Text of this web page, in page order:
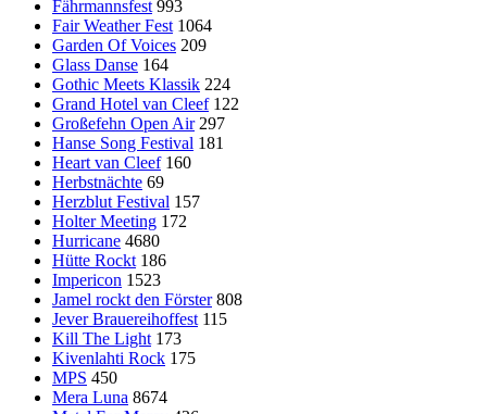
Fährmannsfest 993
Fair Weather Fest 1064
Garden Of Voices 209
Glass Danse 164
Gothic Meets Klassik 224
Grand Hotel van Cleef 122
Großefehn Open Air 297
Hanse Song Festival 181
Heart van Cleef 160
Herbstnächte 69
Herzblut Festival 157
Holter Meeting 172
Hurricane 4680
Hütte Rockt 186
Impericon 1523
Jamel rockt den Förster 808
Jever Brauereihoffest 115
Kill The Light 173
Kivenlahti Rock 175
MPS 450
Mera Luna 8674